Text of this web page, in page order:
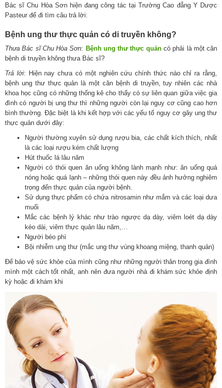
Bác sĩ Chu Hòa Sơn hiện đang công tác tại Trường Cao đẳng Y Dược
Pasteur để đi tìm câu trả lời:
Bệnh ung thư thực quản có di truyền không?
Thưa Bác sĩ Chu Hòa Sơn: Bệnh ung thư thực quảncó phải là một căn
bệnh di truyền không thưa Bác sĩ?
Trả lời: Hiện nay chưa có một nghiên cứu chính thức nào chỉ ra rằng,
bệnh ung thư thực quản là một căn bệnh di truyền, tuy nhiên các nhà
khoa học cũng có những thống kê cho thấy có sự liên quan giữa việc gia
đình có người bị ung thư thì những người còn lại nguy cơ cũng cao hơn
bình thường. Đặc biệt là khi kết hợp với các yếu tố nguy cơ gây ung thư
thực quản dưới đây:
Người thường xuyên sử dụng rượu bia, các chất kích thích, nhất
là các loại rượu kém chất lượng
Hút thuốc lá lâu năm
Người có thói quen ăn uống không lành mạnh như: ăn uống quá
nóng hoặc quá lạnh – những thói quen này đều ảnh hưởng nghiêm
trọng đến thực quản của người bệnh.
Sử dụng thực phẩm có chứa nitrosamin như mắm và các loại dưa
muối
Mắc các bệnh lý khác như trào ngược dạ dày, viêm loét dạ dày
kéo dài, viêm thực quản lâu năm,…
Người béo phì
Bội nhiễm ung thư (mắc ung thư vùng khoang miệng, thanh quản)
Để bảo vệ sức khỏe của mình cũng như những người thân trong gia đình
mình một cách tốt nhất, anh nên đưa người nhà đi khám sức khỏe định
kỳ hoặc đi khám khi